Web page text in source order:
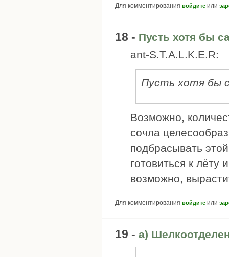
Для комментирования войдите или
18 - Пусть хотя бы
ant-S.T.A.L.K.E.R:
Пусть хотя бы
Возможно,
сочла
подбрасывать
готовиться к
возможно,
Для комментирования войдите или
19 - а)